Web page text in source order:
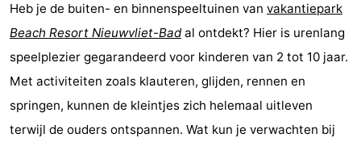
Paardrijden
-
Golfbanen
Surfen
Vuurtoren
Heb je de buiten- en binnenspeeltuinen van vakantiepark
Beach Resort Nieuwvliet-Badal ontdekt? Hier is urenlang
speelplezier gegarandeerd voor kinderen van 2 tot 10 jaar.
Met activiteiten zoals klauteren, glijden, rennen en
springen, kunnen de kleintjes zich helemaal uitleven
terwijl de ouders ontspannen. Wat kun je verwachten bij